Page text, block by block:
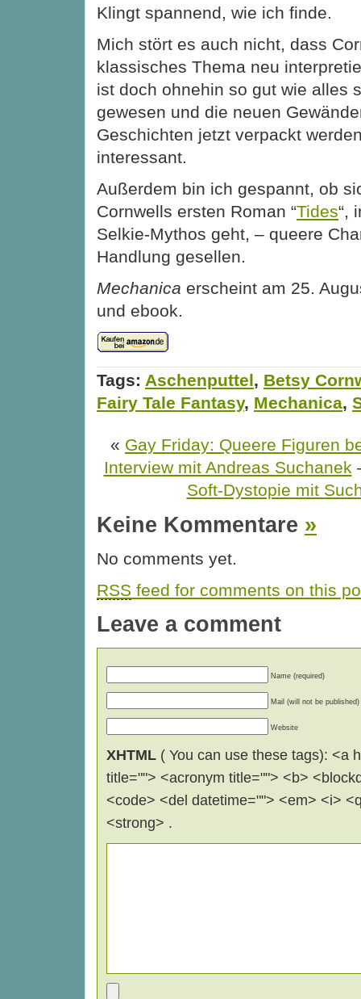
Klingt spannend, wie ich finde.
Mich stört es auch nicht, dass
klassisches Thema neu
ist doch ohnehin so gut wie alles
gewesen und die neuen
Geschichten jetzt verpackt
interessant.
Außerdem bin ich gespannt, ob
Cornwells ersten Roman “Tides“,
Selkie-Mythos geht, – queere
Handlung gesellen.
Mechanica erscheint am 25.
und ebook.
Tags: Aschenputtel, Betsy
Fairy Tale Fantasy, Mechanica,
« Gay Friday: Queere Figuren
Interview mit Andreas Suchanek
Soft-Dystopie mit
Keine Kommentare »
No comments yet.
RSS feed for comments on this
Leave a comment
Name (required)
Mail (will not be published)
Website
XHTML ( You can use these tags): <a
title=""> <acronym title=""> <b>
<code> <del datetime=""> <em> <i>
<strong> .